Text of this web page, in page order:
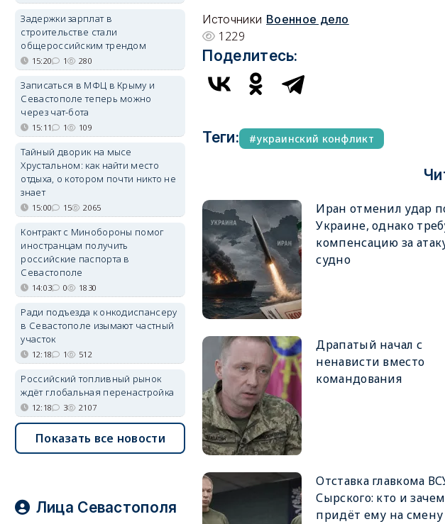
Источники Военное дело
1229
Поделитесь:
Теги: украинский конфликт
Иран отменил удар
Украине, однако
компенсацию за
судно
Драпатый начал с
ненависти вместо
командования
Отставка главкома
Сырского: кто и зачем
придёт ему на смену
Задержки зарплат в
строительстве стали
общероссийским трендом
15:20 1 280
Записаться в МФЦ в Крыму и
Севастополе теперь можно
через чат-бота
15:11 1 109
Тайный дворик на мысе
Хрустальном: как найти место
отдыха, о котором почти никто не
знает
15:00 15 2065
Контракт с Минобороны помог
иностранцам получить
российские паспорта в
Севастополе
14:03 0 1830
Ради подъезда к онкодиспансеру
в Севастополе изымают частный
участок
12:18 1 512
Российский топливный рынок
ждёт глобальная перенастройка
12:18 3 2107
Показать все новости
Лица Севастополя